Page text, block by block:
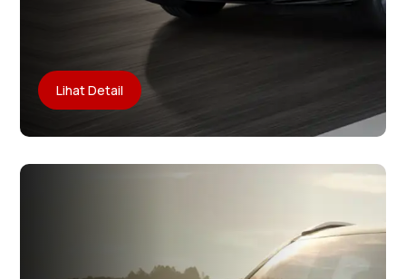
Lihat Detail